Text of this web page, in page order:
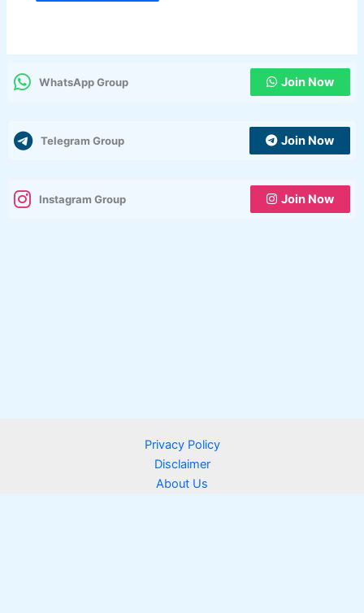
WhatsApp Group Join Now
Telegram Group Join Now
Instagram Group Join Now
Privacy Policy
Disclaimer
About Us